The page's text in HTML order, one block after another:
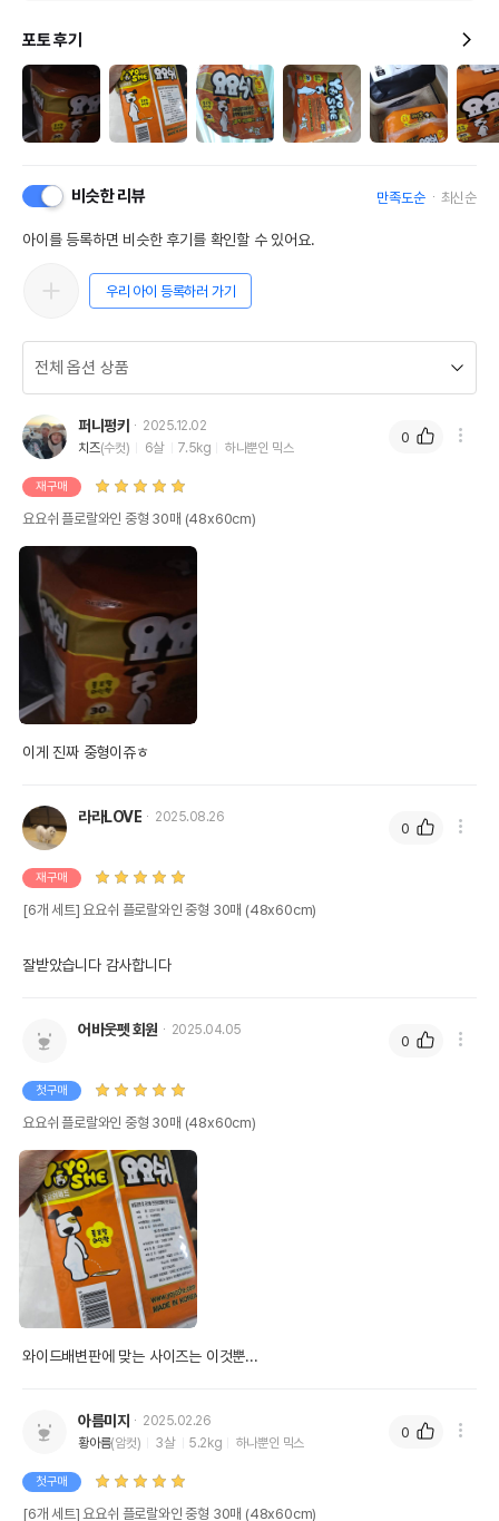
포토 후기
비슷한 리뷰 만족도순 최신순
아이를 등록하면 비슷한 후기를 확인할 수 있어요.
우리 아이 등록하러 가기
퍼니펑키
2025.12.02
치즈(수컷) 6살 7.5kg 하나뿐인 믹스
재구매
요요쉬 플로랄와인 중형 30매 (48x60cm)
이게 진짜 중형이쥬ㅎ
0
라라LOVE 2025.08.26
재구매
[6개 세트] 요요쉬 플로랄와인 중형 30매 (48x60cm)
잘받았습니다 감사합니다
0
어바웃펫 회원 2025.04.05
첫구매
요요쉬 플로랄와인 중형 30매 (48x60cm)
와이드배변판에 맞는 사이즈는 이것뿐...
0
아름미지
2025.02.26
황아름(암컷) 3살 5.2kg 하나뿐인 믹스
첫구매
[6개 세트] 요요쉬 플로랄와인 중형 30매 (48x60cm)
0